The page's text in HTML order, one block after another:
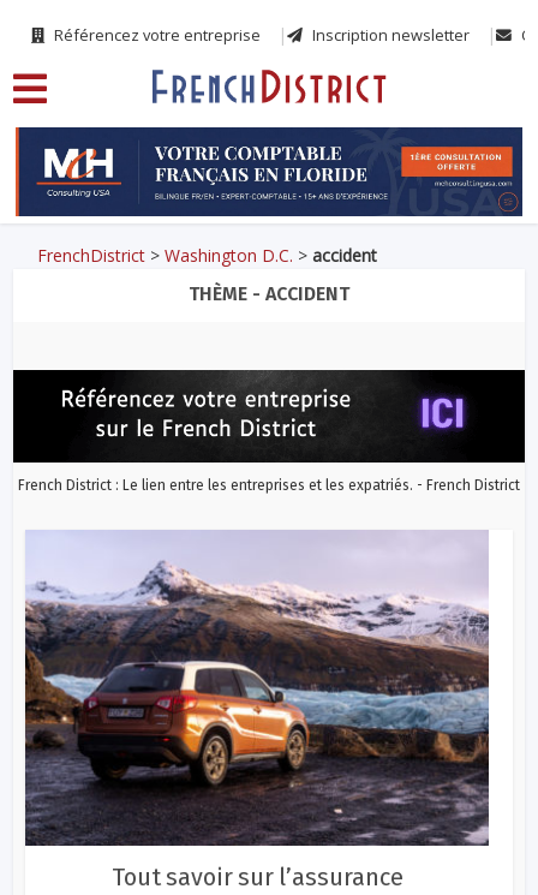
Référencez votre entreprise Inscription newsletter
FrenchDistrict >Washington D.C. >accident
THÈME - ACCIDENT
French District : Le lien entre les entreprises et les expatriés. - French District
Tout savoir sur l’assurance